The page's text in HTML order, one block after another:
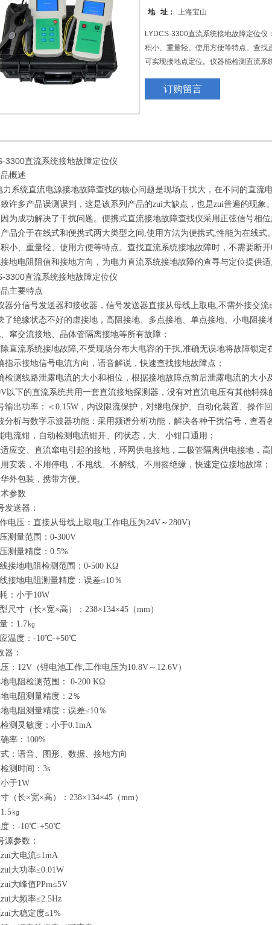
地 址： 上海宝山
LYDCS-3300直流系统接地故障定位
积小、重量轻、使用方便等特点。查找
可实现接地点定位。仪器能检测直流系
订购留言
3300直流系统接地故障定位仪
概述
力系统直流电源接地故障查找的核心问题是现场干扰大，在不同的直流
许多产品误测误判，这是该系列产品的zui大缺点，也是zui普遍的现象
为成功解决了干扰问题。便携式直流接地故障查找仪采用正弦信号相
品介于在线式和便携式两大类型之间,使用方法为便携式,性能为在线
小、重量轻、使用方便等特点。查找直流系统接地故障时，不需要断
地电阻阻值和接地方向，为电力直流系统接地故障的查寻与定位提供
3300直流系统接地故障定位仪
主要特点
器分信号发送器和接收器，信号发送器直接从母线上取电,不需外接交
了绝缘状态不好的虚接地，高阻接地、多点接地、单点接地、小电阻接
窜交流接地、晶体管隔离接地等所有故障；
直流系统接地故障,不受现场分布大电容的干扰,准确无误地将故障锁定
指示接地信号电流方向，语音解说，快速查找接地故障点；
检测线路泄露电流的大小和相位，根据接地故障点前后泄露电流的大小
以下的直流系统共用一套直流接地探测器，没有对直流电压有其他特殊
输出功率：＜0.15W，内设限流保护，对继电保护、自动化装置、操作
分析与数字示波器功能：采用频谱分析功能，解决各种干扰信号，查看
电流钳，自动检测电流钳开、闭状态，大、小钳口通用；
适应交、直流窜电引起的接地，环网供电接地，二极管隔离供电接地，
安装，不用停电，不甩线、不解线、不用摇绝缘，快速定位接地故障；
外包装，携带方便。
参数
发送器：
电压：直接从母线上取电(工作电压为24V～280V)
测量范围：0-300V
测量精度：0.5%
接地电阻检测范围：0-500 KΩ
接地电阻测量精度：误差≤10％
：小于10W
寸（长×宽×高）：238×134×45（mm）
：1.7㎏
温度：-10℃-+50℃
器：
：12V（锂电池工作,工作电压为10.8V～12.6V）
电阻检测范围： 0-200 KΩ
电阻测量精度：2％
电阻测量精度：误差≤10％
测灵敏度：小于0.1mA
率：100%
：语音、图形、数据、接地方向
测时间：3s
于1W
（长×宽×高）：238×134×45（mm）
㎏
度：-10℃-+50℃
源参数：
大电流≤1mA
大功率≤0.01W
大峰值PPm≤5V
大频率≤2.5Hz
大稳定度≤1%